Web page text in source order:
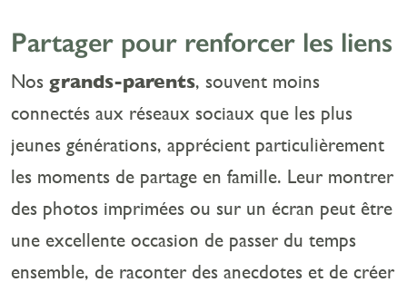
Partager pour renforcer les liens
Nos grands-parents, souvent moins
connectés aux réseaux sociaux que les plus
jeunes générations, apprécient particulièrement
les moments de partage en famille. Leur montrer
des photos imprimées ou sur un écran peut être
une excellente occasion de passer du temps
ensemble, de raconter des anecdotes et de créer